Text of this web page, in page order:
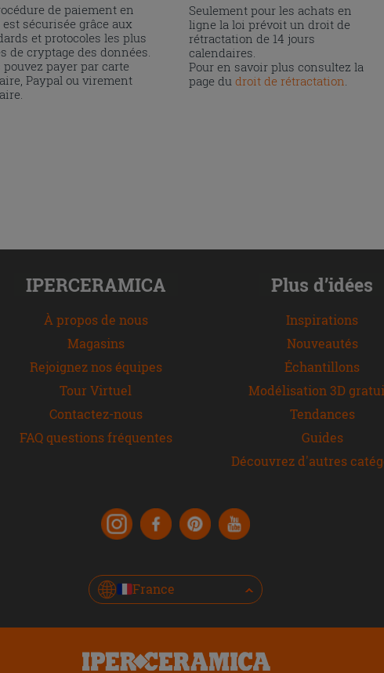
de paiement en
sécurisée grâce aux
et protocoles les plus
de cryptage des données.
pouvez payer par carte
Paypal ou virement
Seulement pour les achats en
ligne la loi prévoit un droit de
rétractation de 14 jours
calendaires.
Pour en savoir plus consultez la
page dudroit de rétractation
IPERCERAMICA
À propos de nous
Magasins
Rejoignez nos équipes
Tour Virtuel
Contactez-nous
FAQ questions fréquentes
Plus d’idées
Inspirations
Nouveautés
Échantillons
Modélisation 3D
Tendances
Guides
Découvrez d'autres
France